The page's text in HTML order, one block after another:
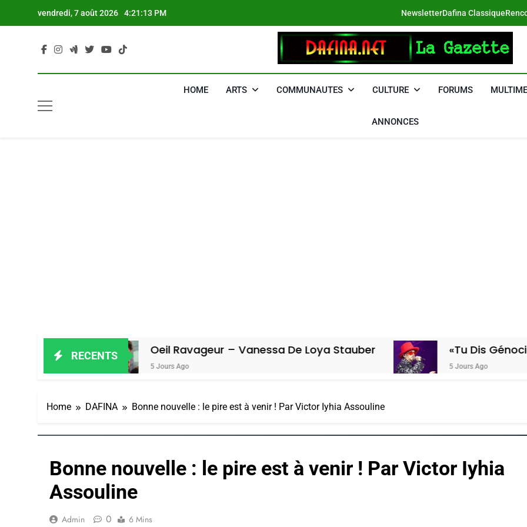
vendredi, 7 août 2026 4:21:14 PM NewsletterDafina Classique
DAFINA
HOME ARTS COMMUNAUTES CULTURE FORUMS
ANNONCES
RECENTS
Oeil Ravageur – Vanessa De Loya Stauber «Tu Dis Génocide, Je Dis
5 Jours Ago
Home DAFINA Bonne nouvelle : le pire est à venir ! Par Victor Iyhia Assouline
Bonne nouvelle : le pire est à venir ! Par Victor Iyhia
Assouline
Admin 0 6 Mins